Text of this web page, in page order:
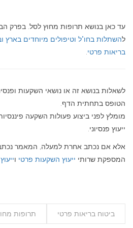
עד כאן בנושא תרופות מחוץ לסל. בפרק
להשתלות בחו"ל וטיפולים מיוחדים בארץ
בריאות פרטי.
לשאלות בנושא זה או נושאי השקעות
הטופס בתחתית הדף.
מומלץ לפני ביצוע פעולות השקעה
ייעוץ פנסיוני.
אלא אם נכתב אחרת למעלה, המאמר נכתב
המספקת שרותי ייעוץ השקעות פרטי ו
ביטוח בריאות פרטי תרופות